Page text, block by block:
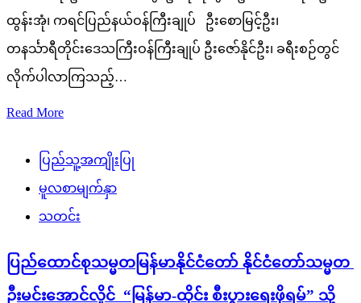
ထွန်းအုံ၊ ကရင်ပြည်နယ်ဝန်ကြီးချုပ် ဦးစောမြင့်ဦး၊
တနင်္သာရီတိုင်းဒေသကြီးဝန်ကြီးချုပ် ဦးဇော်နိုင်ဦး၊ ခရီးစဉ်တွင်
လိုက်ပါလာကြသည့်…
Read More
ပြည်သူ့အကျိုးပြု
မူလစာမျက်နှာ
သတင်း
ပြည်ထောင်စုသမ္မတမြန်မာနိုင်ငံတော် နိုင်ငံတော်သမ္မတ
ဦးမင်းအောင်လှိုင် “မြန်မာ-ထိုင်း စီးပွားရေးဖိုရမ်” သို့